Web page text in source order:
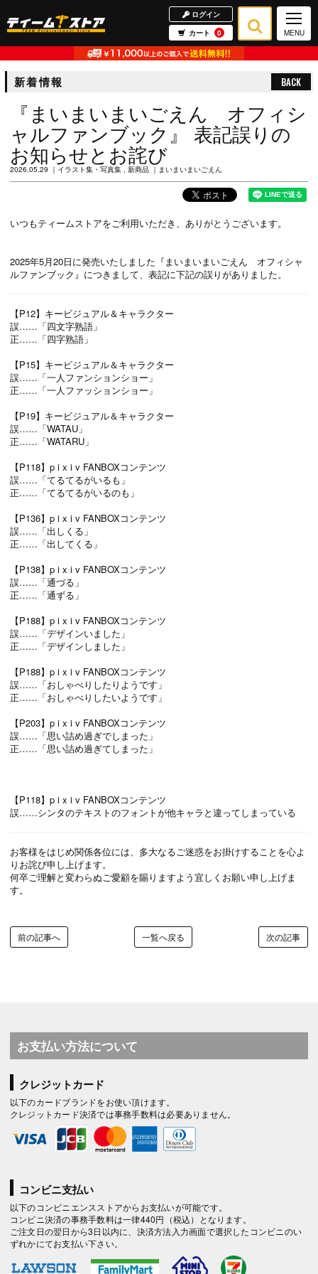
ログイン
カート
0 MENU
新着情報 BACK
『まいまいまいごえん オフィシ
ャルファンブック』 表記誤りの
お知らせとお詫び
2026.05.29 イラスト集・写真集 新商品 まいまいまいごえん
いつもティームストアをご利用いただき、ありがとうございます。
2025年5月20日に発売いたしました『まいまいまいごえん オフィシャ
ルファンブック』につきまして、表記に下記の誤りがありました。
【P12】キービジュアル＆キャラクター
誤……「四文字熟語」
正……「四字熟語」
【P15】キービジュアル＆キャラクター
誤……「一人ファンションショー」
正……「一人ファッションショー」
【P19】キービジュアル＆キャラクター
誤……「WATAU」
正……「WATARU」
【P118】p i x i v FANBOXコンテンツ
誤……「てるてるがいるも」
正……「てるてるがいるのも」
【P136】p i x i v FANBOXコンテンツ
誤……「出しくる」
正……「出してくる」
【P138】p i x i v FANBOXコンテンツ
誤……「通づる」
正……「通ずる」
【P188】p i x i v FANBOXコンテンツ
誤……「デザインいました」
正……「デザインしました」
【P188】p i x i v FANBOXコンテンツ
誤……「おしゃべりしたりようです」
正……「おしゃべりしたいようです」
【P203】p i x i v FANBOXコンテンツ
誤……「思い詰め過ぎでしまった」
正……「思い詰め過ぎてしまった」
【P118】p i x i v FANBOXコンテンツ
誤……シンタのテキストのフォントが他キャラと違ってしまっている
お客様をはじめ関係各位には、多大なるご迷惑をお掛けすることを心よ
りお詫び申し上げます。
何卒ご理解と変わらぬご愛顧を賜りますよう宜しくお願い申し上げま
す。
前の記事へ 一覧へ戻る 次の記事
お支払い方法について
クレジットカード
以下のカードブランドをお使い頂けます。
クレジットカード決済では事務手数料は必要ありません。
コンビニ支払い
以下のコンビニエンスストアからお支払いが可能です。
コンビニ決済の事務手数料は一律440円（税込）となります。
ご注文日の翌日から3日以内に、決済方法入力画面で選択したコンビニのい
ずれかにてお支払い下さい。